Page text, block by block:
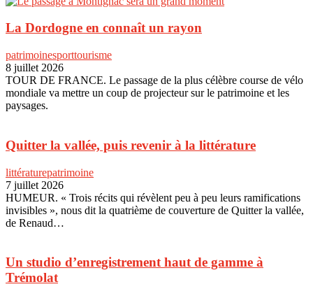
La Dordogne en connaît un rayon
patrimoinesporttourisme
8 juillet 2026
TOUR DE FRANCE. Le passage de la plus célèbre course de vélo
mondiale va mettre un coup de projecteur sur le patrimoine et les
paysages.
Quitter la vallée, puis revenir à la littérature
littératurepatrimoine
7 juillet 2026
HUMEUR. « Trois récits qui révèlent peu à peu leurs ramifications
invisibles », nous dit la quatrième de couverture de Quitter la vallée,
de Renaud…
Un studio d’enregistrement haut de gamme à
Trémolat